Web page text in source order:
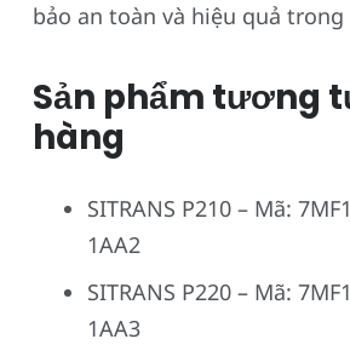
bảo an toàn và hiệu quả trong
Sản phẩm tương
hàng
SITRANS P210 – Mã:
1AA2
SITRANS P220 – Mã:
1AA3